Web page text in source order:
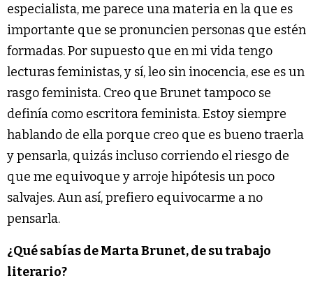
especialista, me parece una materia en la que es
importante que se pronuncien personas que estén
formadas. Por supuesto que en mi vida tengo
lecturas feministas, y sí, leo sin inocencia, ese es un
rasgo feminista. Creo que Brunet tampoco se
definía como escritora feminista. Estoy siempre
hablando de ella porque creo que es bueno traerla
y pensarla, quizás incluso corriendo el riesgo de
que me equivoque y arroje hipótesis un poco
salvajes. Aun así, prefiero equivocarme a no
pensarla.
¿Qué sabías de Marta Brunet, de su trabajo
literario?